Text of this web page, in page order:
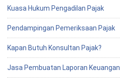
Kuasa Hukum Pengadilan Pajak
Pendampingan Pemeriksaan Pajak
Kapan Butuh Konsultan Pajak?
Jasa Pembuatan Laporan Keuangan